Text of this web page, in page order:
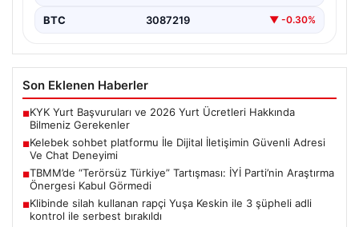
BTC 3087219 ▼ -0.30%
Son Eklenen Haberler
■KYK Yurt Başvuruları ve 2026 Yurt Ücretleri Hakkında
Bilmeniz Gerekenler
■Kelebek sohbet platformu İle Dijital İletişimin Güvenli Adresi
Ve Chat Deneyimi
■TBMM’de “Terörsüz Türkiye” Tartışması: İYİ Parti’nin Araştırma
Önergesi Kabul Görmedi
■Klibinde silah kullanan rapçi Yuşa Keskin ile 3 şüpheli adli
kontrol ile serbest bırakıldı